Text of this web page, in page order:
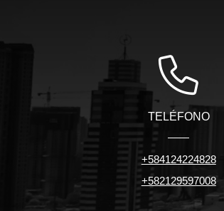
TELÉFONO
+584124224828
+582129597008